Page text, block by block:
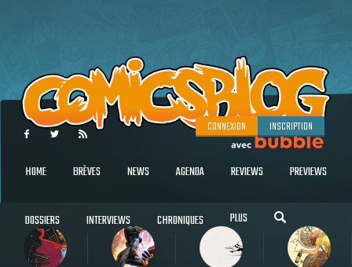
CONNEXION INSCRIPTION
HOME BRÈVES NEWS AGENDA REVIEWS PREVIEWS
DOSSIERS INTERVIEWS CHRONIQUES PLUS